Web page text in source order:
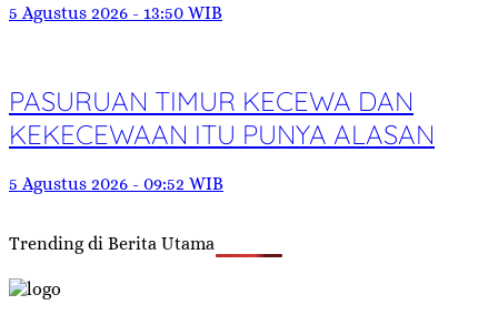
5 Agustus 2026 - 13:50 WIB
PASURUAN TIMUR KECEWA DAN
KEKECEWAAN ITU PUNYA ALASAN
5 Agustus 2026 - 09:52 WIB
Trending di Berita Utama